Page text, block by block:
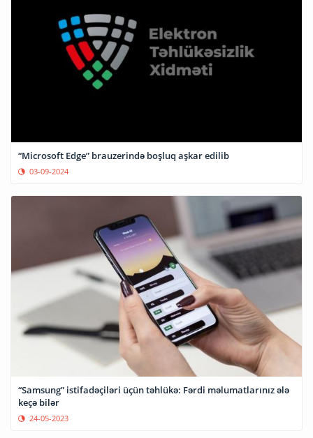
“Microsoft Edge” brauzerində boşluq aşkar edilib
03-09-2024
“Samsung” istifadəçiləri üçün təhlükə: Fərdi məlumatlarınız ələ
keçə bilər
24-05-2023